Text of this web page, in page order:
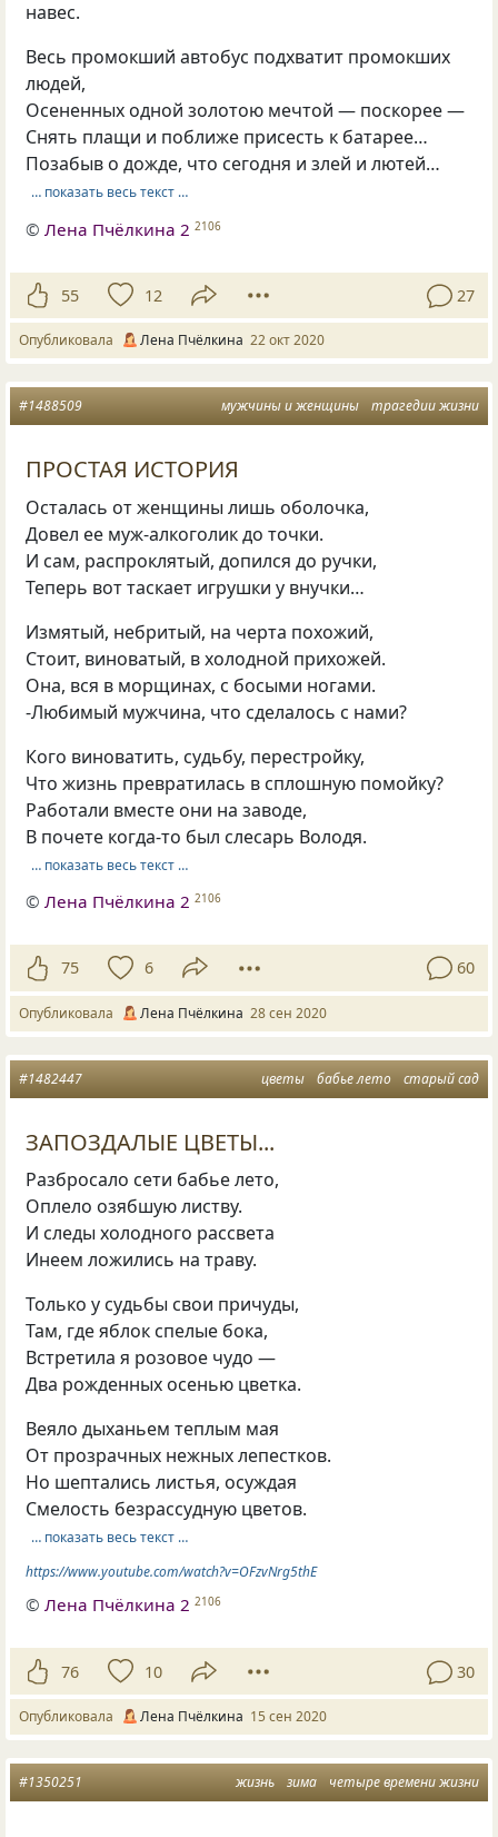
навес.
Весь промокший автобус подхватит промокших
людей,
Осененных одной золотою мечтой — поскорее —
Снять плащи и поближе присесть к батарее…
Позабыв о дожде, что сегодня и злей и лютей…
… показать весь текст …
©Лена Пчёлкина 2 2106
55 12 27
Опубликовала Лена Пчёлкина 22 окт 2020
мужчины и женщины трагедии жизни
#1488509
ПРОСТАЯ ИСТОРИЯ
Осталась от женщины лишь оболочка,
Довел ее муж-алкоголик до точки.
И сам, распроклятый, допился до ручки,
Теперь вот таскает игрушки у внучки…
Измятый, небритый, на черта похожий,
Стоит, виноватый, в холодной прихожей.
Она, вся в морщинах, с босыми ногами.
-Любимый мужчина, что сделалось с нами?
Кого виноватить, судьбу, перестройку,
Что жизнь превратилась в сплошную помойку?
Работали вместе они на заводе,
В почете когда-то был слесарь Володя.
… показать весь текст …
©Лена Пчёлкина 2 2106
75 6 60
Опубликовала Лена Пчёлкина 28 сен 2020
цветы бабье лето старый сад
#1482447
ЗАПОЗДАЛЫЕ ЦВЕТЫ...
Разбросало сети бабье лето,
Оплело озябшую листву.
И следы холодного рассвета
Инеем ложились на траву.
Только у судьбы свои причуды,
Там, где яблок спелые бока,
Встретила я розовое чудо —
Два рожденных осенью цветка.
Веяло дыханьем теплым мая
От прозрачных нежных лепестков.
Но шептались листья, осуждая
Смелость безрассудную цветов.
… показать весь текст …
https://www.youtube.com/watch?v=OFzvNrg5thE
©Лена Пчёлкина 2 2106
76 10 30
Опубликовала Лена Пчёлкина 15 сен 2020
жизнь зима четыре времени жизни
#1350251